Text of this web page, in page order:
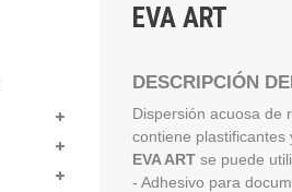
EVA ART
DESCRIPCIÓN
Dispersión acuosa de
contiene plastificantes
EVA ART se puede
- Adhesivo para